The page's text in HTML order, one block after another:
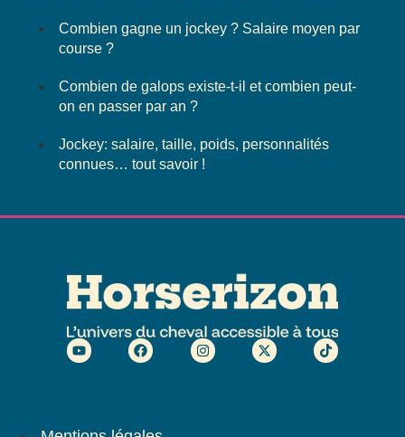
Combien gagne un jockey ? Salaire moyen par
course ?
Combien de galops existe-t-il et combien peut-
on en passer par an ?
Jockey: salaire, taille, poids, personnalités
connues… tout savoir !